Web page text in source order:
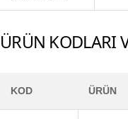
ÜRÜN KODLARI
KOD ÜRÜN